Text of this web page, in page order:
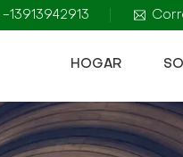
13913942913
HOGAR